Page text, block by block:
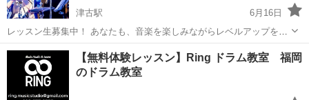
津古駅
6月16日
レッスン生募集中！ あなたも、音楽を楽しみながらレベルアップを実
感！！ 詳細はこちら https://lightmusicschool.jp/drum/ ドラムを習いた
いならここ！ 初心者から上級者まで...
福岡 小郡市 津古駅 レッスン
【無料体験レッスン】Ring ドラム教室 福岡
のドラム教室